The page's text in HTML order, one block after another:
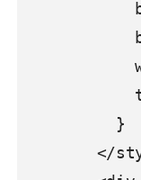
            width: 200px;